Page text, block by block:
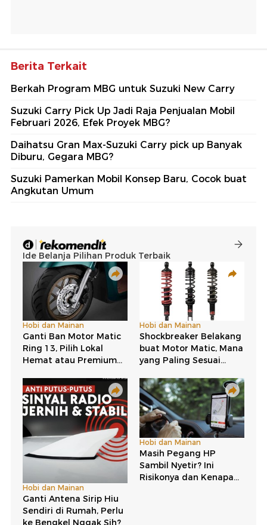
Berita Terkait
Berkah Program MBG untuk Suzuki New Carry
Suzuki Carry Pick Up Jadi Raja Penjualan Mobil
Februari 2026, Efek Proyek MBG?
Daihatsu Gran Max-Suzuki Carry pick up Banyak
Diburu, Gegara MBG?
Suzuki Pamerkan Mobil Konsep Baru, Cocok buat
Angkutan Umum